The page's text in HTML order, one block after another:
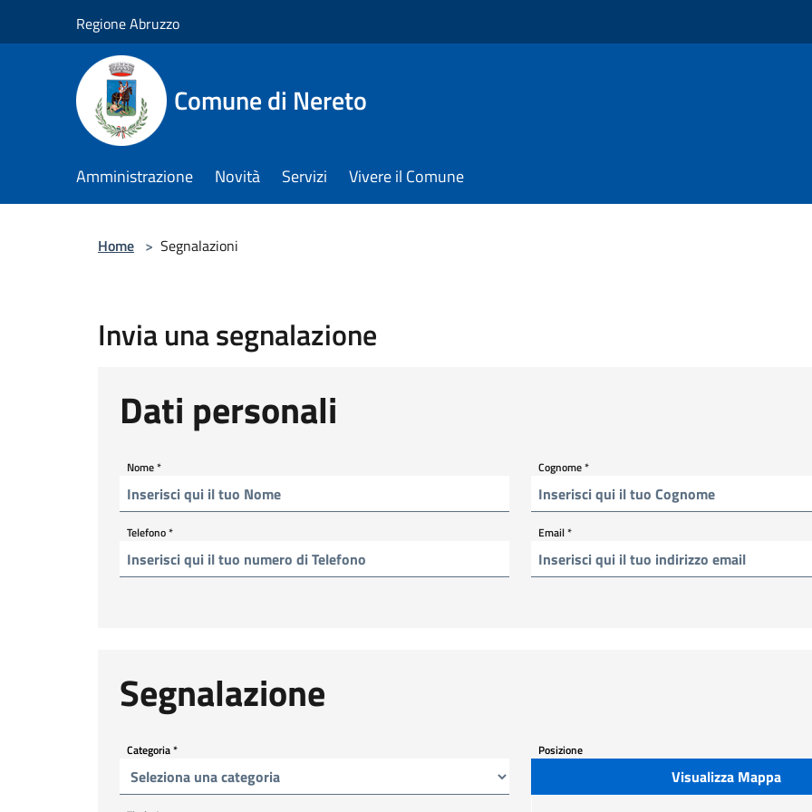
Regione Abruzzo
Comune di Nereto
Amministrazione Novità Servizi Vivere il Comune
Home > Segnalazioni
Invia una segnalazione
Dati personali
Nome* Cognome*
Telefono* Email*
Segnalazione
Categoria* Posizione
Visualizza Mappa